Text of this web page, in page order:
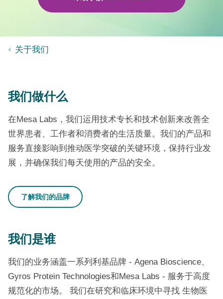
关于我们
我们做什么
在Mesa Labs，我们运用技术专长和技术创新来改善全
世界患者、工作者和消费者的生活质量。我们的产品和
服务直接影响到推动医学突破的关键环境，保持行业发
展，并确保我们每天使用的产品的安全。
了解我们的品牌
我们是谁
我们的业务涵盖一系列利基品牌 - Agena Bioscience、
Gyros Protein Technologies和Mesa Labs - 服务于高度
规范化的市场。 我们在研究和临床环境中寻找 生物医